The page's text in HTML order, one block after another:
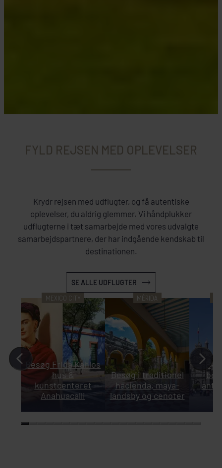
FYLD REJSEN MED OPLEVELSER
Krydr rejsen med udflugter, og få autentiske
oplevelser, du aldrig glemmer. Vi håndplukker
udflugterne i tæt samarbejde med vores udvalgte
samarbejdspartnere, der har indgående kendskab til
destinationen.
SE ALLE UDFLUGTER
MEXICO CITY
Besøg Frida Kahlos
hus &
kunstcenteret
Anahuacalli
MÉRIDA
Besøg i traditionel
hacienda, maya-
landsby og cenoter